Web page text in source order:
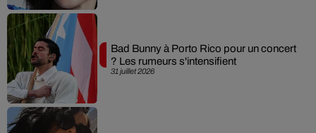
31 juillet 2026
Bad Bunny à Porto Rico pour un concert
? Les rumeurs s'intensifient